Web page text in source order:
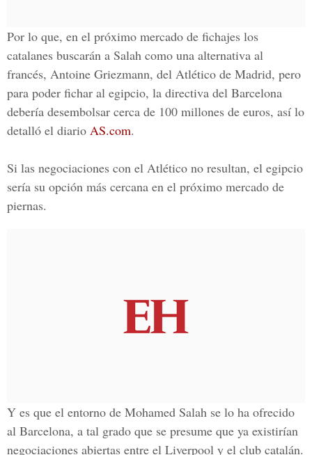
Por lo que, en el próximo mercado de fichajes los
catalanes buscarán a Salah como una alternativa al
francés, Antoine Griezmann, del Atlético de Madrid, pero
para poder fichar al egipcio, la directiva del Barcelona
debería desembolsar cerca de 100 millones de euros, así lo
detalló el diario AS.com.
Si las negociaciones con el Atlético no resultan, el egipcio
sería su opción más cercana en el próximo mercado de
piernas.
Y es que el entorno de Mohamed Salah se lo ha ofrecido
al Barcelona, a tal grado que se presume que ya existirían
negociaciones abiertas entre el Liverpool y el club catalán.